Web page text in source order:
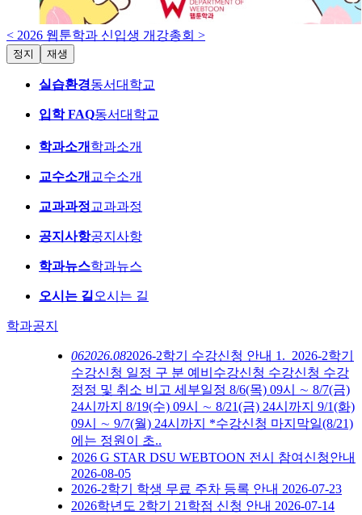
< 2026 웹툰학과 신입생 개강총회 >
정지 재생
실습환경동서대학교
입학 FAQ동서대학교
학과소개 학과소개
교수소개 교수소개
교과과정교과과정
공지사항공지사항
학과뉴스학과뉴스
오시는 길 오시는 길
학과공지
062026.082026-2학기 수강신청 안내 1. 2026-2학기
수강신청 일정 구 분 예비수강신청 수강신청 수강
정정 및 취소 비고 세부일정 8/6(목) 09시 ∼ 8/7(금)
24시까지 8/19(수) 09시 ∼ 8/21(금) 24시까지 9/1(화)
09시 ∼ 9/7(월) 24시까지 *수강신청 마지막일(8/21)
에는 정원이 초..
2026 G STAR DSU WEBTOON 전시 참여신청안내
2026-08-05
2026-2학기 학생 무료 주차 등록 안내 2026-07-23
2026학년도 2학기 21학점 신청 안내 2026-07-14